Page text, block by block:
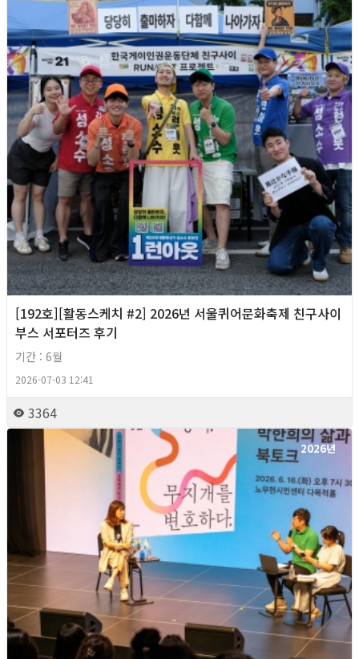
[192호][활동스케치 #2] 2026년 서울퀴어문화축제 친구사이
부스 서포터즈 후기
기간 : 6월
2026-07-03 12:41
3364
2026년